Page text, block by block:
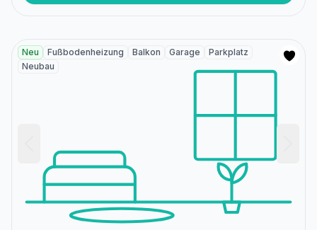
Neu Fußbodenheizung Balkon Garage
Parkplatz
Neubau